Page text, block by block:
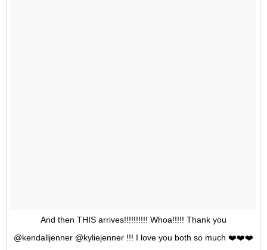
And then THIS arrives!!!!!!!!!! Whoa!!!!! Thank you
@kendalljenner @kyliejenner !!! I love you both so much ❤️❤️❤️